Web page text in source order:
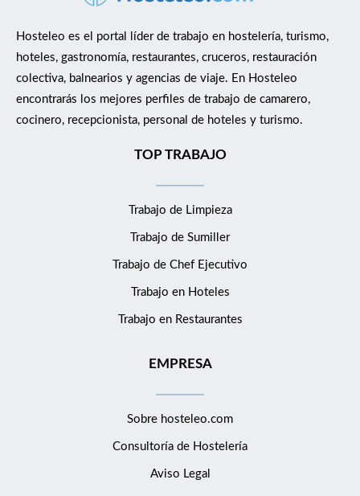
Hosteleo es el portal líder de trabajo en hostelería, turismo,
hoteles, gastronomía, restaurantes, cruceros, restauración
colectiva, balnearios y agencias de viaje. En Hosteleo
encontrarás los mejores perfiles de trabajo de camarero,
cocinero, recepcionista, personal de hoteles y turismo.
TOP TRABAJO
Trabajo de Limpieza
Trabajo de Sumiller
Trabajo de Chef Ejecutivo
Trabajo en Hoteles
Trabajo en Restaurantes
EMPRESA
Sobre hosteleo.com
Consultoría de Hostelería
Aviso Legal